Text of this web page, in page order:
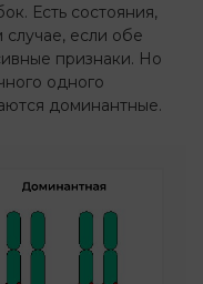
Есть состояния,
случае, если обе
признаки. Но
одного
доминантные.